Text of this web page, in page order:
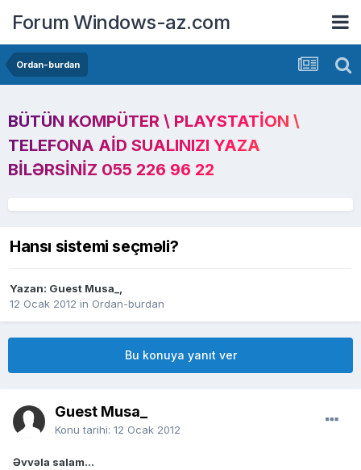
Forum Windows-az.com
Ordan-burdan
BÜTÜN KOMPÜTER \ PLAYSTATION \
TELEFONA AID SUALINIZI YAZA
BILƏRSINIZ 055 226 96 22
Hansı sistemi seçməli?
Yazan: Guest Musa_,
12 Ocak 2012 in Ordan-burdan
Bu konuya yanıt ver
Guest Musa_
Konu tarihi: 12 Ocak 2012
Əvvəla salam...